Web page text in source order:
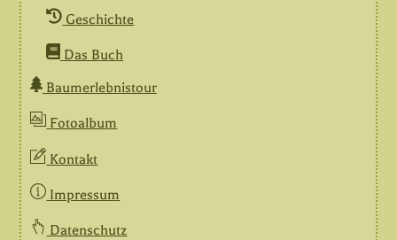
Geschichte
Das Buch
Baumerlebnistour
Fotoalbum
Kontakt
Impressum
Datenschutz